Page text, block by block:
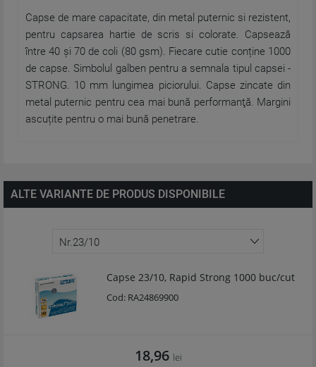
Capse de mare capacitate, din metal puternic si rezistent,
pentru capsarea hartie de scris si colorate. Capsează
între 40 și 70 de coli (80 gsm). Fiecare cutie conține 1000
de capse. Simbolul galben pentru a semnala tipul capsei -
STRONG. 10 mm lungimea piciorului. Capse zincate din
metal puternic pentru cea mai bună performanţă. Margini
ascuțite pentru o mai bună penetrare.
ALTE VARIANTE DE PRODUS DISPONIBILE
Capse 23/10, Rapid Strong 1000 buc/cut
Cod:RA24869900
18,96 lei